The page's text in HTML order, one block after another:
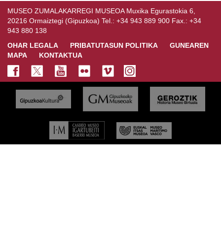
MUSEO ZUMALAKARREGI MUSEOA Muxika Egurastokia 6,
20216 Ormaiztegi (Gipuzkoa) Tel.: +34 943 889 900 Fax.: +34
943 880 138
OHAR LEGALA
PRIBATUTASUN POLITIKA
GUNEAREN
MAPA
KONTAKTUA